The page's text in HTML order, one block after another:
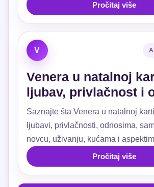
Pročitaj više
V
Venera u natalnoj
ljubav, privlačnost i
Saznajte šta Venera u natalnoj
ljubavi, privlačnosti, odnosima,
novcu, uživanju, kućama i
Pročitaj više